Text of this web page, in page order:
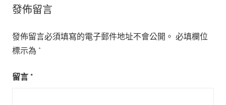
發佈留言
發佈留言必須填寫的電子郵件地址不會公開。 必填欄位
標示為 *
留言 *